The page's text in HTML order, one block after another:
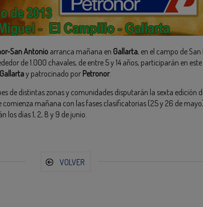
San Antonio arranca mañana en Gallarta, en el campo de San
de 1.000 chavales, de entre 5 y 14 años, participarán en
y patrocinado por Petronor.
de distintas zonas y comunidades disputarán la sexta edición
comienza mañana con las fases clasificatorias (25 y 26 de
los días 1, 2, 8 y 9 de junio.
VOLVER